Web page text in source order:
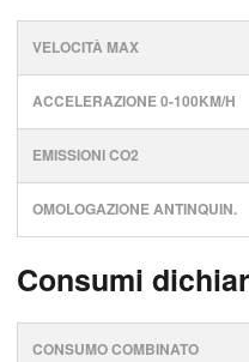
VELOCITÀ MAX
ACCELERAZIONE 0-100KM/H
EMISSIONI CO2
OMOLOGAZIONE ANTINQUIN.
Consumi
CONSUMO COMBINATO